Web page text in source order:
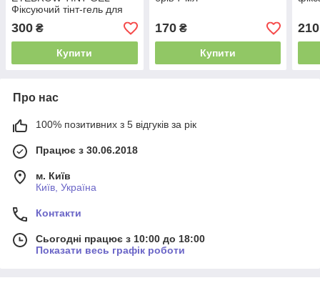
Фіксуючий тінт-гель для
брів 4 мл
300 ₴
Купити
170₴
Купити
210
Про нас
100% позитивних з 5 відгуків за рік
Працює з 30.06.2018
м. Київ
Київ, Україна
Контакти
Сьогодні працює з 10:00 до 18:00
Показати весь графік роботи